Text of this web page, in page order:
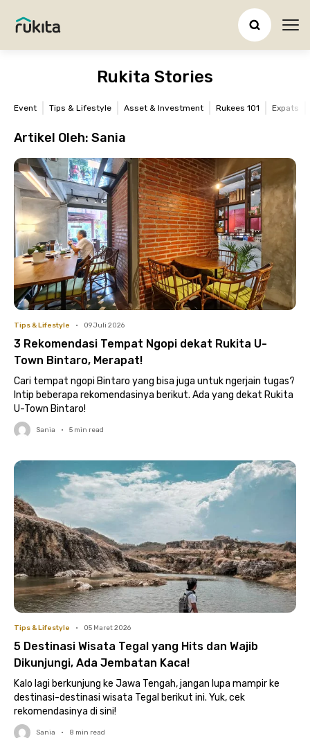
Rukita Stories
Event Tips & Lifestyle Asset & Investment Rukees 101 Expats
Artikel Oleh: Sania
Tips & Lifestyle • 09 Juli 2026
3 Rekomendasi Tempat Ngopi dekat Rukita U-
Town Bintaro, Merapat!
Cari tempat ngopi Bintaro yang bisa juga untuk ngerjain tugas?
Intip beberapa rekomendasinya berikut. Ada yang dekat Rukita
U-Town Bintaro!
Sania • 5 min read
Tips & Lifestyle • 05 Maret 2026
5 Destinasi Wisata Tegal yang Hits dan Wajib
Dikunjungi, Ada Jembatan Kaca!
Kalo lagi berkunjung ke Jawa Tengah, jangan lupa mampir ke
destinasi-destinasi wisata Tegal berikut ini. Yuk, cek
rekomendasinya di sini!
Sania • 8 min read